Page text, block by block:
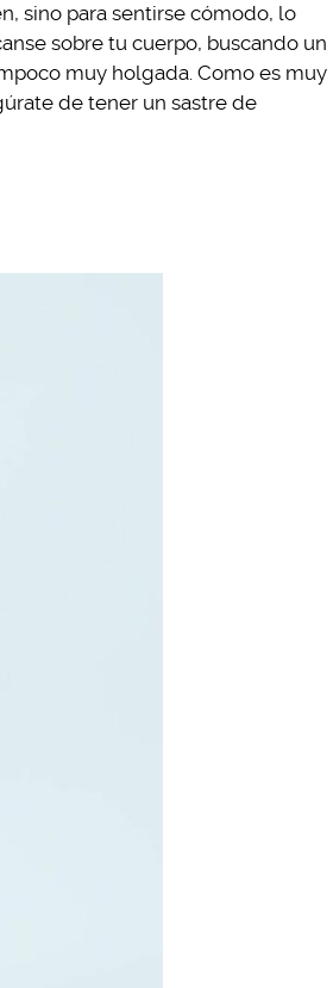
sino para sentirse cómodo, lo
sobre tu cuerpo, buscando un
muy holgada. Como es muy
de tener un sastre de